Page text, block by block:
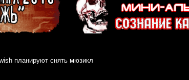
планируют снять мюзикл